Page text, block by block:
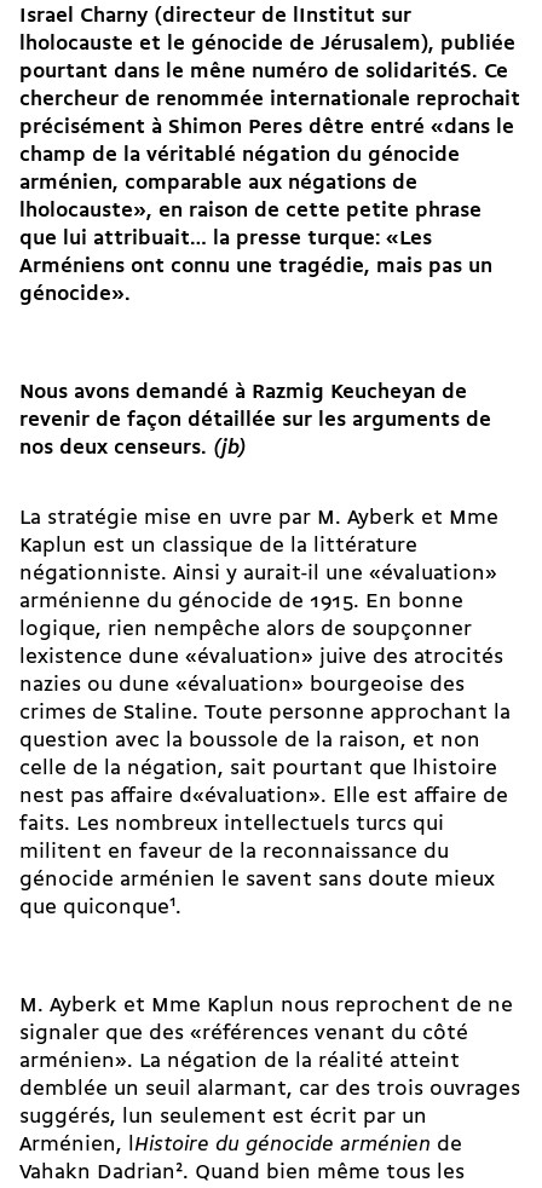
Israel Charny (directeur de lInstitut sur
lholocauste et le génocide de Jérusalem), publiée
pourtant dans le mêne numéro de solidaritéS. Ce
chercheur de renommée internationale reprochait
précisément à Shimon Peres dêtre entré «dans le
champ de la véritablé négation du génocide
arménien, comparable aux négations de
lholocauste», en raison de cette petite phrase
que lui attribuait… la presse turque: «Les
Arméniens ont connu une tragédie, mais pas un
génocide».
Nous avons demandé à Razmig Keucheyan de
revenir de façon détaillée sur les arguments de
nos deux censeurs. (jb)
La stratégie mise en uvre par M. Ayberk et Mme
Kaplun est un classique de la littérature
négationniste. Ainsi y aurait-il une «évaluation»
arménienne du génocide de 1915. En bonne
logique, rien nempêche alors de soupçonner
lexistence dune «évaluation» juive des atrocités
nazies ou dune «évaluation» bourgeoise des
crimes de Staline. Toute personne approchant la
question avec la boussole de la raison, et non
celle de la négation, sait pourtant que lhistoire
nest pas affaire d«évaluation». Elle est affaire de
faits. Les nombreux intellectuels turcs qui
militent en faveur de la reconnaissance du
génocide arménien le savent sans doute mieux
que quiconque1.
M. Ayberk et Mme Kaplun nous reprochent de ne
signaler que des «références venant du côté
arménien». La négation de la réalité atteint
demblée un seuil alarmant, car des trois ouvrages
suggérés, lun seulement est écrit par un
Arménien, l Histoire du génocide arménien de
Vahakn Dadrian2. Quand bien même tous les